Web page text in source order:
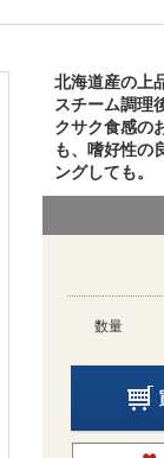
北海道産の上
スチーム調理
クサク食感の
も、嗜好性の
ングしても。
数量